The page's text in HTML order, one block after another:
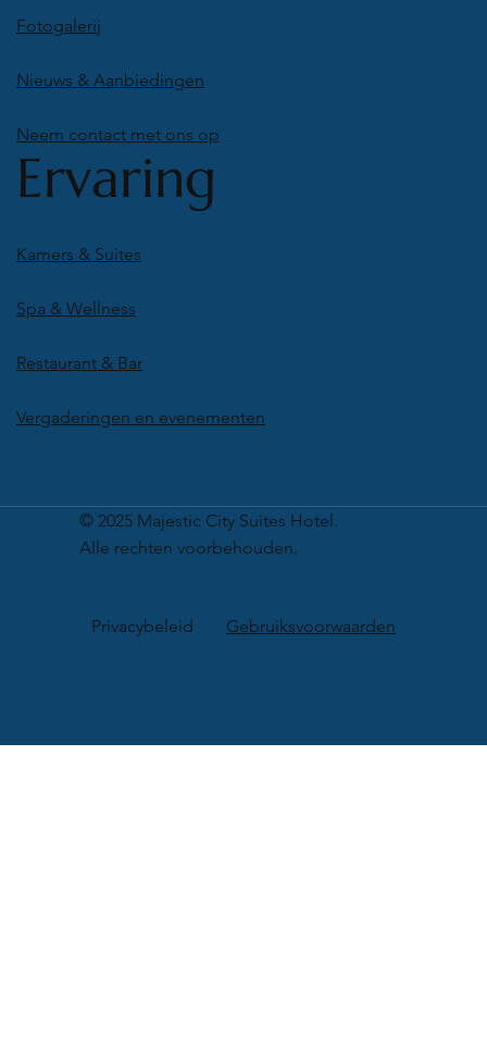
Fotogalerij
Nieuws & Aanbiedingen
Neem contact met ons op
Ervaring
Kamers & Suites
Spa & Wellness
Restaurant & Bar
Vergaderingen en evenementen
© 2025 Majestic City Suites Hotel.
Alle rechten voorbehouden.
Privacybeleid Gebruiksvoorwaarden